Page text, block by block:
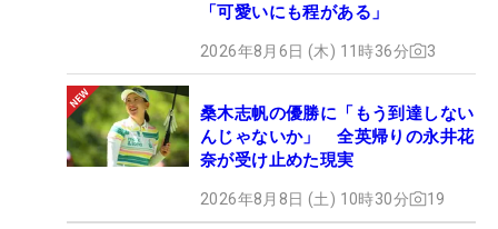
「可愛いにも程がある」
2026年8月6日 (木) 11時36分 3
桑木志帆の優勝に「もう到達しない
んじゃないか」 全英帰りの永井花
奈が受け止めた現実
2026年8月8日 (土) 10時30分 19